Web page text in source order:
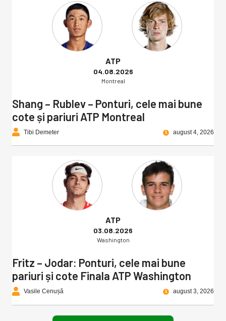
ATP
04.08.2026
Montreal
Shang – Rublev – Ponturi, cele mai bune
cote și pariuri ATP Montreal
Tibi Demeter august 4, 2026
ATP
03.08.2026
Washington
Fritz – Jodar: Ponturi, cele mai bune
pariuri și cote Finala ATP Washington
Vasile Cenușă august 3, 2026